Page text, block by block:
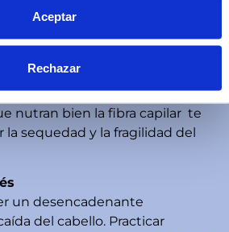
Aceptar
Rechazar
para mantener la
seco tiene tendencia a
Beber suficiente agua y
nutran bien la fibra capilar te
la sequedad y la fragilidad del
un desencadenante
del cabello. Practicar